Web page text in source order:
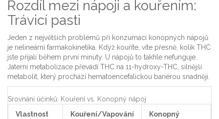
Rozdíl mezi nápoji a kouřením:
Trávicí pasti
Jeden z největších problémů při konzumaci konopných nápojů
je nelineární farmakokinetika. Když kouříte, víte přesně, kolik THC
jste přijali během první minuty. U nápojů to takhle nefunguje.
Jaterní metabolizace převádí THC na 11-hydroxy-THC, silnější
metabolit, který prochází hematoencefalickou bariérou snadněji.
Srovnání účinků: Kouření vs. Konopný nápoj
Vlastnost
Kouření/Vapování
Konopný